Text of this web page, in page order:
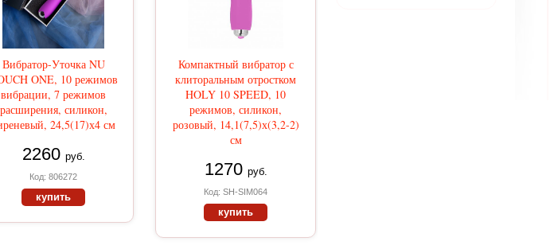
Вибратор-Уточка NU
ONE, 10 режимов
вибрации, 7 режимов
расширения, силикон,
24,5(17)х4 см
2260 руб.
Код: 806272
купить
Компактный вибратор с
клиторальным отростком
HOLY 10 SPEED, 10
режимов, силикон,
розовый, 14,1(7,5)х(3,2-2)
см
1270 руб.
Код: SH-SIM064
купить